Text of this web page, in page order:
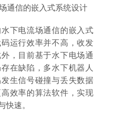
信的嵌入式系统设计
电流场通信的嵌入式
运行效率并不高，收发
，目前基于水下电场通
在缺陷，多水下机器人
生信号碰撞与丢失数据
效率的算法软件，实现
快速。